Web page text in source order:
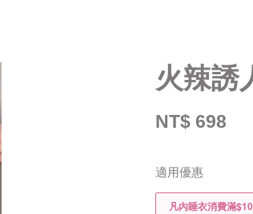
火辣誘
NT$ 698
適用優惠
凡內睡衣消費滿